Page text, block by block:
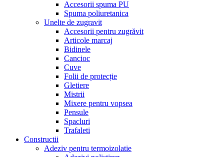
Accesorii spuma PU
Spuma poliuretanica
Unelte de zugravit
Accesorii pentru zugrăvit
Articole marcaj
Bidinele
Cancioc
Cuve
Folii de protecție
Gletiere
Mistrii
Mixere pentru vopsea
Pensule
Spacluri
Trafaleti
Constructii
Adeziv pentru termoizolatie